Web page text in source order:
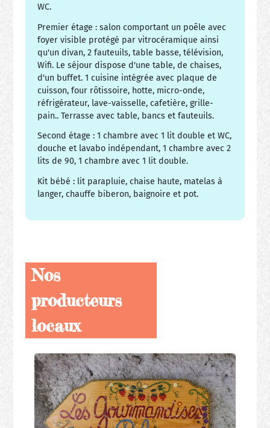
WC.
Premier étage : salon comportant un poêle avec
foyer visible protégé par vitrocéramique ainsi
qu'un divan, 2 fauteuils, table basse, télévision,
Wifi. Le séjour dispose d'une table, de chaises,
d'un buffet. 1 cuisine intégrée avec plaque de
cuisson, four rôtissoire, hotte, micro-onde,
réfrigérateur, lave-vaisselle, cafetière, grille-
pain.. Terrasse avec table, bancs et fauteuils.
Second étage : 1 chambre avec 1 lit double et WC,
douche et lavabo indépendant, 1 chambre avec 2
lits de 90, 1 chambre avec 1 lit double.
Kit bébé : lit parapluie, chaise haute, matelas à
langer, chauffe biberon, baignoire et pot.
Nos
producteurs
locaux
Nos
producteurs
locaux